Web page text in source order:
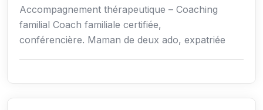
Accompagnement thérapeutique – Coaching
familial Coach familiale certifiée,
conférencière. Maman de deux ado, expatriée